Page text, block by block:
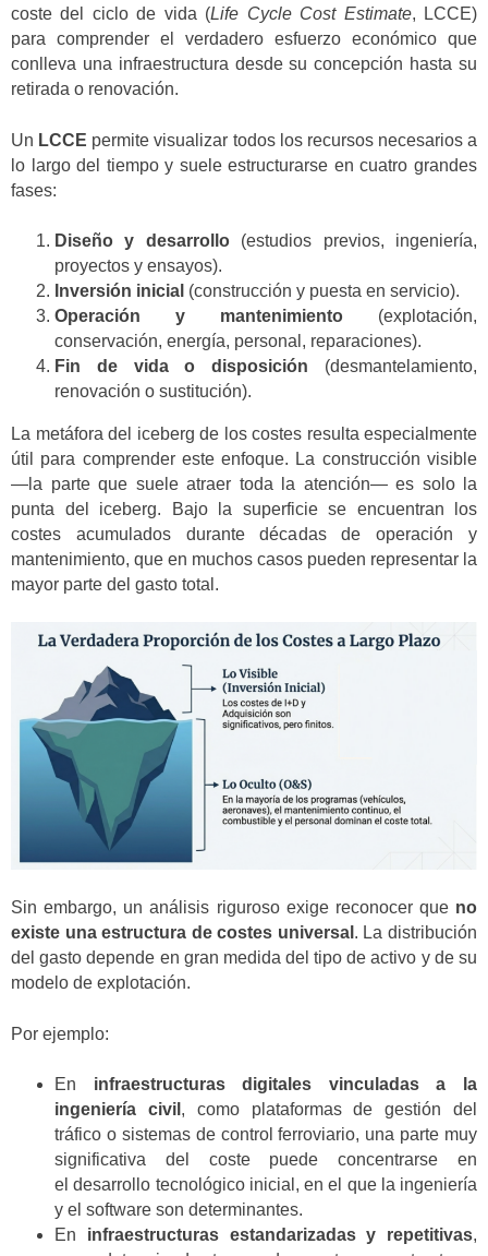
coste del ciclo de vida (Life Cycle Cost Estimate, LCCE)
para comprender el verdadero esfuerzo económico que
conlleva una infraestructura desde su concepción hasta su
retirada o renovación.
Un LCCE permite visualizar todos los recursos necesarios a
lo largo del tiempo y suele estructurarse en cuatro grandes
fases:
Diseño y desarrollo(estudios previos, ingeniería,
proyectos y ensayos).
Inversión inicial (construcción y puesta en servicio).
Operación y mantenimiento (explotación,
conservación, energía, personal, reparaciones).
Fin de vida o disposición (desmantelamiento,
renovación o sustitución).
La metáfora del iceberg de los costes resulta especialmente
útil para comprender este enfoque. La construcción visible
—la parte que suele atraer toda la atención— es solo la
punta del iceberg. Bajo la superficie se encuentran los
costes acumulados durante décadas de operación y
mantenimiento, que en muchos casos pueden representar la
mayor parte del gasto total.
Sin embargo, un análisis riguroso exige reconocer que no
existe una estructura de costes universal . La distribución
del gasto depende en gran medida del tipo de activo y de su
modelo de explotación.
Por ejemplo:
En infraestructuras digitales vinculadas a la
ingeniería civil , como plataformas de gestión del
tráfico o sistemas de control ferroviario, una parte muy
significativa del coste puede concentrarse en
el desarrollo tecnológico inicial, en el que la ingeniería
y el software son determinantes.
En infraestructuras estandarizadas y repetitivas,